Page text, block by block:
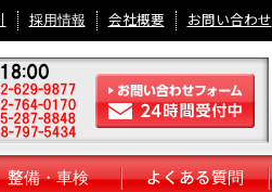
採用情報 会社概要 お問い合わせ
整備・車検 よくある質問